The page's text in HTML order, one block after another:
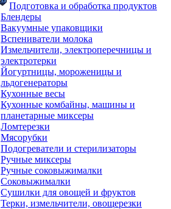
Подготовка и обработка продуктов
Блендеры
Вакуумные упаковщики
Вспениватели молока
Измельчители, электроперечницы и
электротерки
Йогуртницы, мороженицы и
льдогенераторы
Кухонные весы
Кухонные комбайны, машины и
планетарные миксеры
Ломтерезки
Мясорубки
Подогреватели и стерилизаторы
Ручные миксеры
Ручные соковыжималки
Соковыжималки
Сушилки для овощей и фруктов
Терки, измельчители, овощерезки